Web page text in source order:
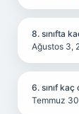
8. sınıfta
Ağustos 3,
6. sınıf kaç
Temmuz